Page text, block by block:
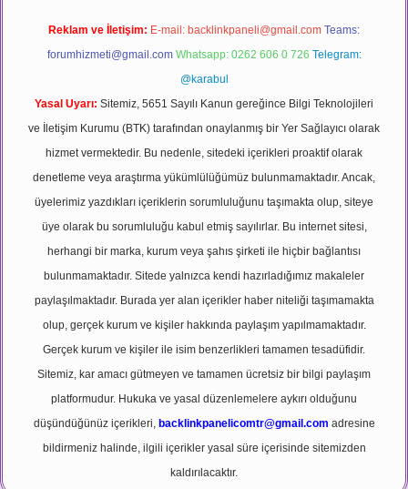
Reklam ve İletişim: E-mail: backlinkpaneli@gmail.com Teams:
forumhizmeti@gmail.com Whatsapp: 0262 606 0 726 Telegram:
@karabul
Yasal Uyarı: Sitemiz, 5651 Sayılı Kanun gereğince Bilgi Teknolojileri
ve İletişim Kurumu (BTK) tarafından onaylanmış bir Yer Sağlayıcı olarak
hizmet vermektedir. Bu nedenle, sitedeki içerikleri proaktif olarak
denetleme veya araştırma yükümlülüğümüz bulunmamaktadır. Ancak,
üyelerimiz yazdıkları içeriklerin sorumluluğunu taşımakta olup, siteye
üye olarak bu sorumluluğu kabul etmiş sayılırlar. Bu internet sitesi,
herhangi bir marka, kurum veya şahıs şirketi ile hiçbir bağlantısı
bulunmamaktadır. Sitede yalnızca kendi hazırladığımız makaleler
paylaşılmaktadır. Burada yer alan içerikler haber niteliği taşımamakta
olup, gerçek kurum ve kişiler hakkında paylaşım yapılmamaktadır.
Gerçek kurum ve kişiler ile isim benzerlikleri tamamen tesadüfidir.
Sitemiz, kar amacı gütmeyen ve tamamen ücretsiz bir bilgi paylaşım
platformudur. Hukuka ve yasal düzenlemelere aykırı olduğunu
düşündüğünüz içerikleri, backlinkpanelicomtr@gmail.com adresine
bildirmeniz halinde, ilgili içerikler yasal süre içerisinde sitemizden
kaldırılacaktır.